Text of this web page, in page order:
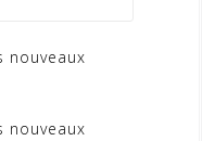
nouveaux
nouveaux